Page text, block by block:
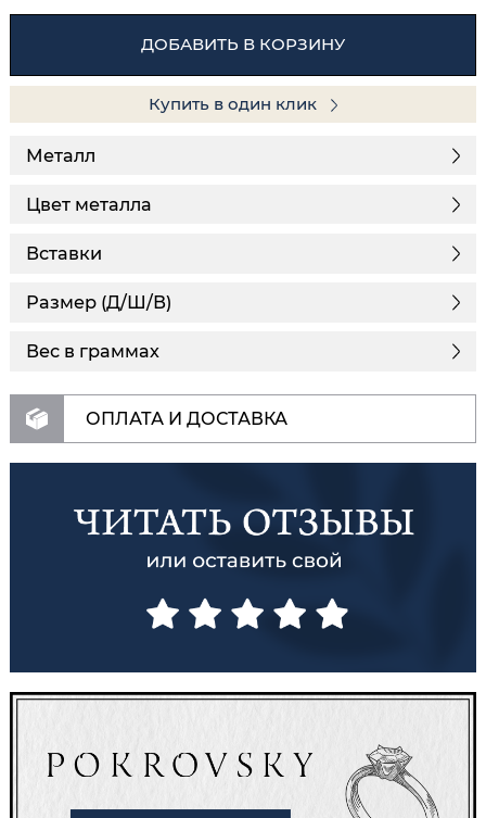
ДОБАВИТЬ В КОРЗИНУ
Купить в один клик
Металл
Цвет металла
Вставки
Размер (Д/Ш/В)
Вес в граммах
ОПЛАТА И ДОСТАВКА